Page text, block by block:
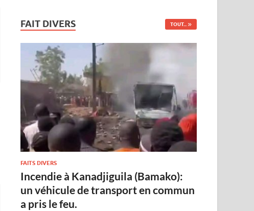
FAIT DIVERS TOUT...
FAITS DIVERS
Incendie à Kanadjiguila (Bamako):
un véhicule de transport en commun
a pris le feu.